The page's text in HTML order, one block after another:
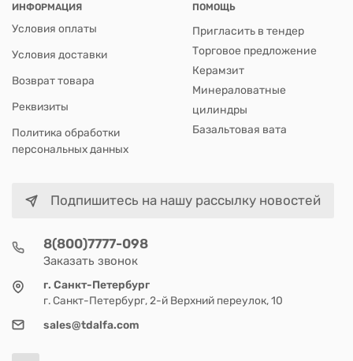
ИНФОРМАЦИЯ
Условия оплаты
Условия доставки
Возврат товара
Реквизиты
Политика обработки
персональных данных
ПОМОЩЬ
Пригласить в тендер
Торговое предложение
Керамзит
Минераловатные
цилиндры
Базальтовая вата
Подпишитесь на нашу рассылку новостей
8(800)7777-098
Заказать звонок
г. Санкт-Петербург
г. Санкт-Петербург, 2-й Верхний переулок, 10
sales@tdalfa.com